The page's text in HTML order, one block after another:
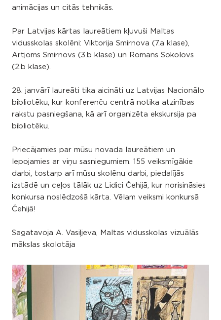
animācijas un citās tehnikās.
Par Latvijas kārtas laureātiem kļuvuši Maltas
vidusskolas skolēni: Viktorija Smirnova (7.a klase),
Artjoms Smirnovs (3.b klase) un Romans Sokolovs
(2.b klase).
28. janvārī laureāti tika aicināti uz Latvijas Nacionālo
bibliotēku, kur konferenču centrā notika atzinības
rakstu pasniegšana, kā arī organizēta ekskursija pa
bibliotēku.
Priecājamies par mūsu novada laureātiem un
lepojamies ar viņu sasniegumiem. 155 veiksmīgākie
darbi, tostarp arī mūsu skolēnu darbi, piedalījās
izstādē un ceļos tālāk uz Lidici Čehijā, kur norisināsies
konkursa noslēdzošā kārta. Vēlam veiksmi konkursā
Čehijā!
Sagatavoja A. Vasiļjeva, Maltas vidusskolas vizuālās
mākslas skolotāja